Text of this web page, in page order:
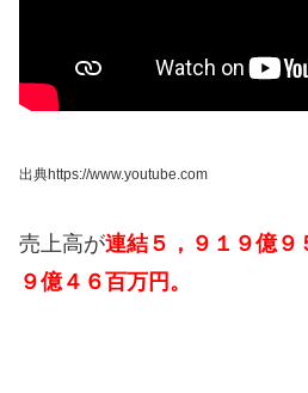
出典https://www.youtube.com
売上高が連結５，９１９億９
９億４６百万円。